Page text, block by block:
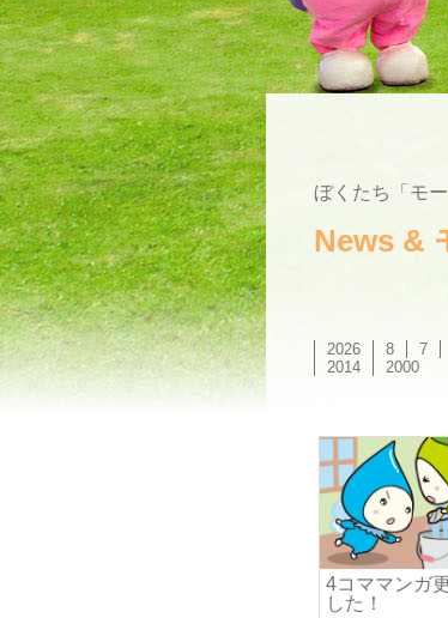
ぼくたち「モ
News &
2026 8 7
2014
2000
4コママンガ
した！